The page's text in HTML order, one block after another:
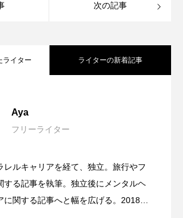
次の記事
ライター ライターの新着記事
Aya
フリーライター
レルキャリアを経て、独立。旅行やフ
する記事を執筆。独立後にメンタルヘ
に関する記事へと幅を広げる。2018年1
との違いや注目される背景
性育休が義務化！取得による企業や従